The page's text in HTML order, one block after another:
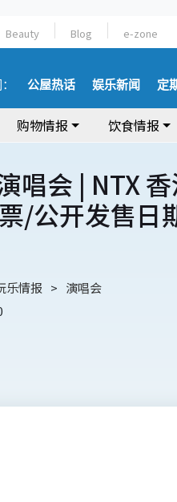
Beauty Blog e-zone
公屋热话 娱乐新闻 定
购物情报 饮食情报
唱会 | NTX
/公开发售日
乐情报
演唱会